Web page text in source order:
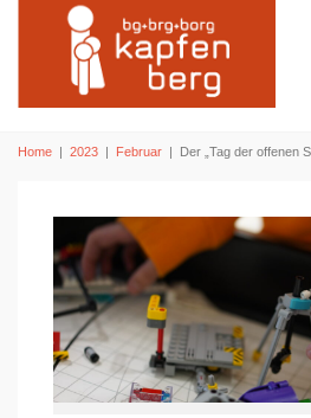
Home | 2023 | Februar | Der „Tag der offenen